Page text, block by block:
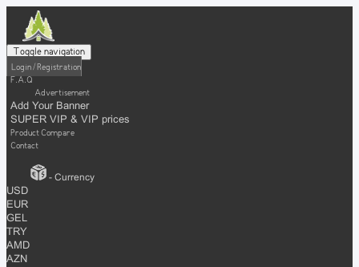
Toggle navigation
Login / Registration
F.A.Q
Advertisement
Add Your Banner
SUPER VIP & VIP prices
Product Compare
Contact
- Currency
USD
EUR
GEL
TRY
AMD
AZN